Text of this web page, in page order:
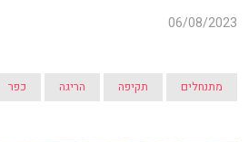
06/08/2023
מתנחלים תקיפה הריגה כפר